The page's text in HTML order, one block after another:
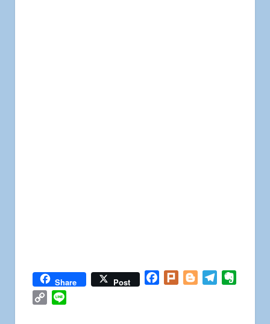
Share Post Facebook
Plurk BloggerTelegram
Copy